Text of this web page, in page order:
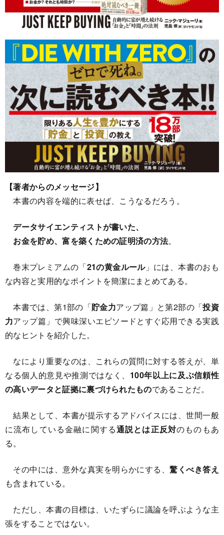
【著者からのメッセージ】
本書の内容を端的に表せば、こうなるだろう。
データサイエンティストが書いた、
お金を貯め、富を築くための証明済の方法。
巻末プレミアムの「21の黄金ルール」には、本書のおも
な内容と実用的なポイントを簡潔にまとめてある。
本書では、第1部の「貯金力アップ篇」と第2部の「投資
力アップ篇」で興味深いエピソードとすぐ応用できる実践
的なヒントを紹介した。
なにより重要なのは、これらの質問に対する答えが、単
なる個人的意見や推測ではなく、 100年以上に及ぶ信頼性
の高いデータと証拠に裏づけられたものであることだ。
結果として、本書が提示するアドバイスには、世間一般
に流布している金融に関する通説とは正反対のものもあ
る。
その中には、意外な真実を明らかにする、驚くべき答え
も含まれている。
ただし、本書の目標は、いたずらに議論を呼ぶような主
張をすることではない。